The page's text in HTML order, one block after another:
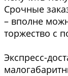
Срочные
– вполне
торжество с
Экспресс-